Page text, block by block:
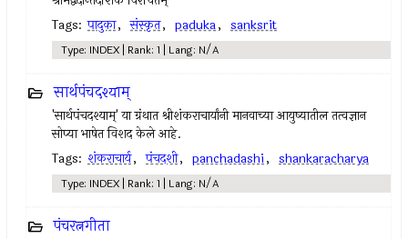
Tags: पादुका, संस्कृत, paduka, sanksrit
Type: INDEX | Rank: 1 | Lang: N/A
सार्थपंचदश्याम्
'सार्थपंचदश्याम्' या ग्रंथात श्रीशंकराचार्यांनी मानवाच्या आयुष्यातील तत्वज्ञान
सोप्या भाषेत विशद केले आहे.
Tags: शंकराचार्य, पंचदशी, panchadashi, shankaracharya
Type: INDEX | Rank: 1 | Lang: N/A
पंचरत्नगीता